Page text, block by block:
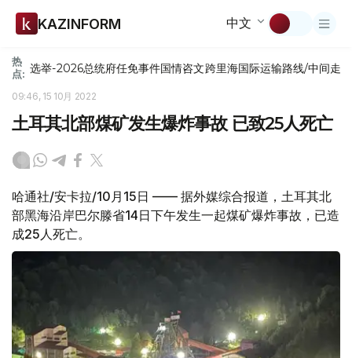
KAZINFORM 中文
热
点: 选举-2026总统府任免事件国情咨文跨里海国际运输路线/中间走廊
09:46, 15 10月 2022
土耳其北部煤矿发生爆炸事故 已致25人死亡
哈通社/安卡拉/10月15日 —— 据外媒综合报道，土耳其北
部黑海沿岸巴尔滕省14日下午发生一起煤矿爆炸事故，已造
成25人死亡。